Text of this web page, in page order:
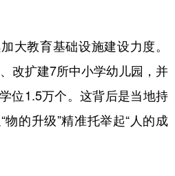
教育基础设施建设力度。
改扩建7所中小学幼儿园，并
位1.5万个。这背后是当地持
的升级”精准托举起“人的成